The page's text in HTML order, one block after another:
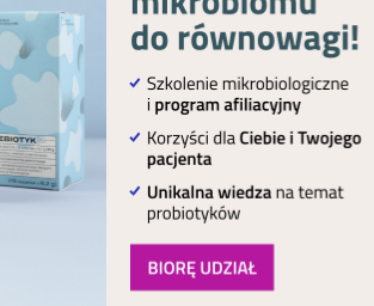
się powiązana jest z ośrodkiem
będące głównym fizjologicznym
w większym lub mniejszym
które znajdują się w korze
społeczeństwa, a także